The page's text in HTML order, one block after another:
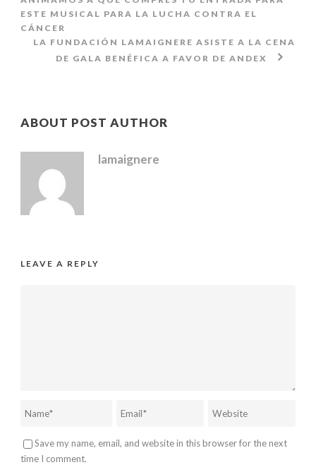
ESTE MUSICAL PARA LA LUCHA CONTRA EL
CÁNCER
LA FUNDACIÓN LAMAIGNERE ASISTE A LA CENA
DE GALA BENÉFICA A FAVOR DE ANDEX
ABOUT POST AUTHOR
lamaignere
LEAVE A REPLY
Save my name, email, and website in this browser for the next
time I comment.